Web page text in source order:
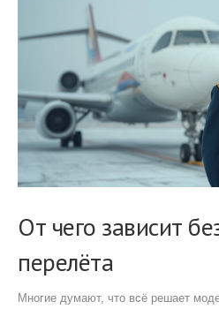
От чего зависит
перелёта
Многие думают, что всё решает